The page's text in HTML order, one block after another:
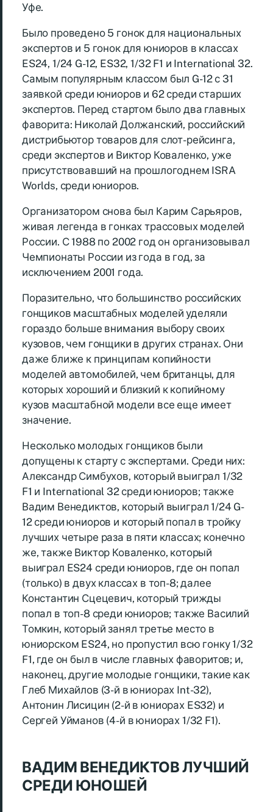
Уфе.
Было проведено 5 гонок для национальных
экспертов и 5 гонок для юниоров в классах
ES24, 1/24 G-12, ES32, 1/32 F1 и International 32.
Самым популярным классом был G-12 с 31
заявкой среди юниоров и 62 среди старших
экспертов. Перед стартом было два главных
фаворита: Николай Должанский, российский
дистрибьютор товаров для слот-рейсинга,
среди экспертов и Виктор Коваленко, уже
присутствовавший на прошлогоднем ISRA
Worlds, среди юниоров.
Организатором снова был Карим Сарьяров,
живая легенда в гонках трассовых моделей
России. С 1988 по 2002 год он организовывал
Чемпионаты России из года в год, за
исключением 2001 года.
Поразительно, что большинство российских
гонщиков масштабных моделей уделяли
гораздо больше внимания выбору своих
кузовов, чем гонщики в других странах. Они
даже ближе к принципам копийности
моделей автомобилей, чем британцы, для
которых хороший и близкий к копийному
кузов масштабной модели все еще имеет
значение.
Несколько молодых гонщиков были
допущены к старту с экспертами. Среди них:
Александр Симбухов, который выиграл 1/32
F1 и International 32 среди юниоров; также
Вадим Венедиктов, который выиграл 1/24 G-
12 среди юниоров и который попал в тройку
лучших четыре раза в пяти классах; конечно
же, также Виктор Коваленко, который
выиграл ES24 среди юниоров, где он попал
(только) в двух классах в топ-8; далее
Константин Сцецевич, который трижды
попал в топ-8 среди юниоров; также Василий
Томкин, который занял третье место в
юниорском ES24, но пропустил всю гонку 1/32
F1, где он был в числе главных фаворитов; и,
наконец, другие молодые гонщики, такие как
Глеб Михайлов (3-й в юниорах Int-32),
Антонин Лисицин (2-й в юниорах ES32) и
Сергей Уйманов (4-й в юниорах 1/32 F1).
ВАДИМ ВЕНЕДИКТОВ ЛУЧШИЙ
СРЕДИ ЮНОШЕЙ